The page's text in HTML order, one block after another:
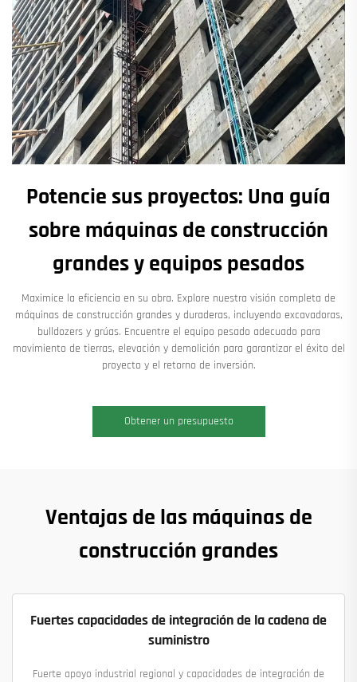
Potencie sus proyectos: Una guía
sobre máquinas de construcción
grandes y equipos pesados
Maximice la eficiencia en su obra. Explore nuestra visión completa de
máquinas de construcción grandes y duraderas, incluyendo excavadoras,
bulldozers y grúas. Encuentre el equipo pesado adecuado para
movimiento de tierras, elevación y demolición para garantizar el éxito del
proyecto y el retorno de inversión.
Obtener un presupuesto
Ventajas de las máquinas de
construcción grandes
Fuertes capacidades de integración de la cadena de
suministro
Fuerte apoyo industrial regional y capacidades de integración de